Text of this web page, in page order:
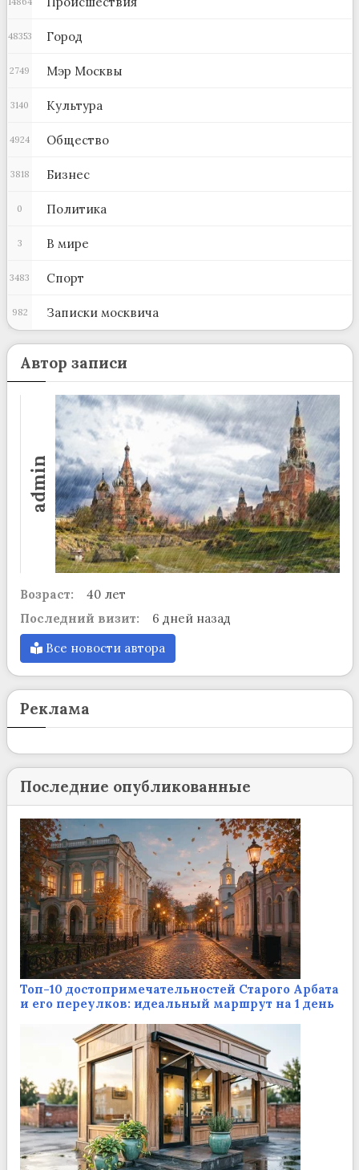
Город
48353
Мэр Москвы
2749
Культура
3140
Общество
4924
Бизнес
3818
Политика
0
В мире
3
Спорт
3483
Записки москвича
982
Автор записи
admin
Возраст:
40 лет
Последний визит:
6 дней назад
Все новости автора
Реклама
Последние опубликованные
Топ-10 достопримечательностей Старого Арбата
и его переулков: идеальный маршрут на 1 день